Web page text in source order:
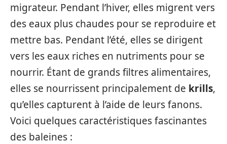
migrateur. Pendant l’hiver, elles migrent vers
des eaux plus chaudes pour se reproduire et
mettre bas. Pendant l’été, elles se dirigent
vers les eaux riches en nutriments pour se
nourrir. Étant de grands filtres alimentaires,
elles se nourrissent principalement de krills,
qu’elles capturent à l’aide de leurs fanons.
Voici quelques caractéristiques fascinantes
des baleines :